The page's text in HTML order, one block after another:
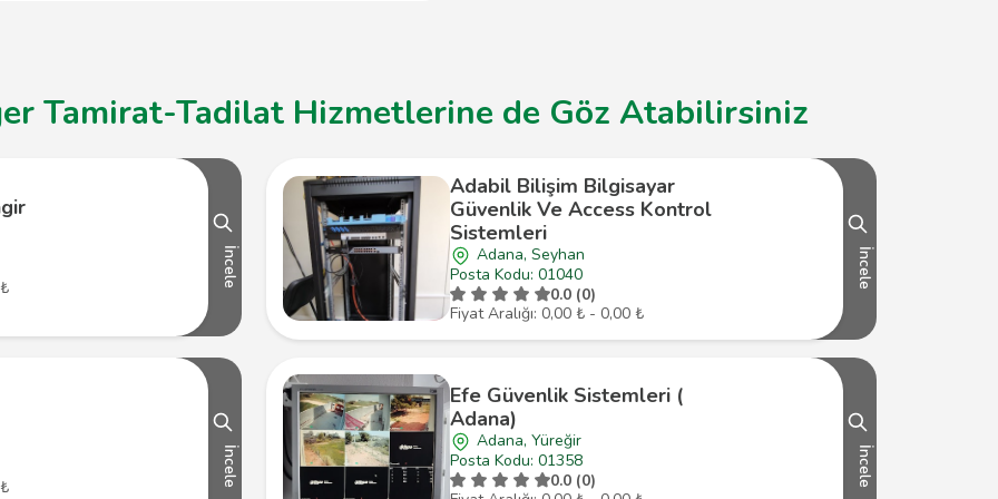
Tamirat-Tadilat Hizmetlerine de Göz Atabilirsiniz
İncele
Adabil Bilişim Bilgisayar
Güvenlik Ve Access Kontrol
Sistemleri
Adana, Seyhan
Posta Kodu: 01040
0.0 (0)
Fiyat Aralığı: 0,00 ₺ - 0,00 ₺
İncele
İncele
Efe Güvenlik Sistemleri (
Adana)
Adana, Yüreğir
Posta Kodu: 01358
0.0 (0)
İncele